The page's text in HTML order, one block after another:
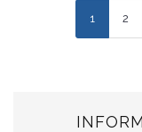
1 2